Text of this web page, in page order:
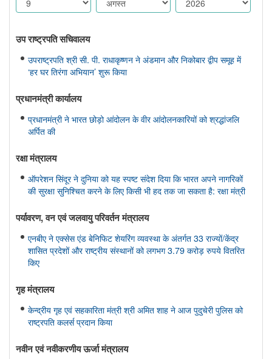
उप राष्ट्रपति सचिवालय
उपराष्ट्रपति श्री सी. पी. राधाकृष्णन ने अंडमान और निकोबार द्वीप समूह में
‘हर घर तिरंगा अभियान’ शुरू किया
प्रधानमंत्री कार्यालय
प्रधानमंत्री ने भारत छोड़ो आंदोलन के वीर आंदोलनकारियों को श्रद्धांजलि
अर्पित की
रक्षा मंत्रालय
ऑपरेशन सिंदूर ने दुनिया को यह स्पष्ट संदेश दिया कि भारत अपने नागरिकों
की सुरक्षा सुनिश्चित करने के लिए किसी भी हद तक जा सकता है: रक्षा मंत्री
पर्यावरण, वन एवं जलवायु परिवर्तन मंत्रालय
एनबीए ने एक्सेस एंड बेनिफिट शेयरिंग व्यवस्था के अंतर्गत 33 राज्यों/केंद्र
शासित प्रदेशों और राष्ट्रीय संस्थानों को लगभग 3.79 करोड़ रुपये वितरित
किए
गृह मंत्रालय
केन्द्रीय गृह एवं सहकारिता मंत्री श्री अमित शाह ने आज पुदुचेरी पुलिस को
राष्ट्रपति कलर्स प्रदान किया
नवीन एवं नवीकरणीय ऊर्जा मंत्रालय